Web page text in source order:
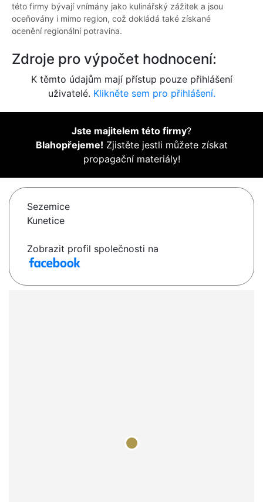
této firmy bývají vnímány jako kulinářský zážitek a jsou
oceňovány i mimo region, což dokládá také získané
ocenění regionální potravina.
Zdroje pro výpočet hodnocení:
K těmto údajům mají přístup pouze přihlášení
uživatelé. Klikněte sem pro přihlášení.
Jste majitelem této firmy?
Blahopřejeme! Zjistěte jestli můžete získat
propagační materiály!
Sezemice
Kunetice
Zobrazit profil společnosti na